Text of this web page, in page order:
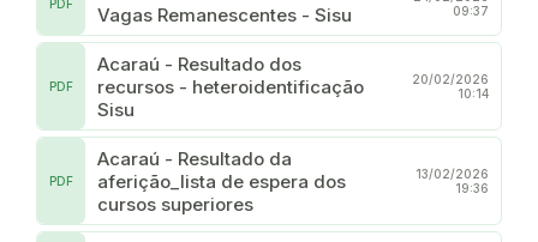
Vagas Remanescentes - Sisu
PDF
09:37
Acaraú - Resultado dos
recursos - heteroidentificação
Sisu
PDF
20/02/2026
10:14
Acaraú - Resultado da
aferição_lista de espera dos
cursos superiores
PDF
13/02/2026
19:36